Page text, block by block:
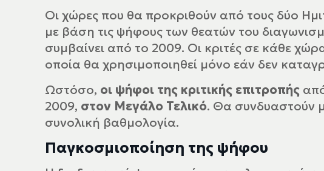
Οι χώρες που θα προκριθούν από τους δύο
με βάση τις ψήφους των θεατών του
συμβαίνει από το 2009. Οι κριτές σε κάθε
οποία θα χρησιμοποιηθεί μόνο εάν δεν
Ωστόσο, οι ψήφοι της κριτικής επιτροπής
2009, στον Μεγάλο Τελικό. Θα συνδυαστούν
συνολική βαθμολογία.
Παγκοσμιοποίηση της ψήφου